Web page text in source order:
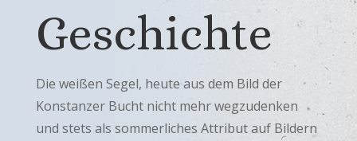
Geschichte
Die weißen Segel, heute aus dem Bild der
Konstanzer Bucht nicht mehr wegzudenken
und stets als sommerliches Attribut auf Bildern